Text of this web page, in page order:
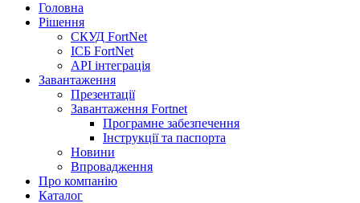
Головна
Рішення
СКУД FortNet
ІСБ FortNet
API інтеграція
Завантаження
Презентації
Завантаження Fortnet
Програмне забезпечення
Інструкції та паспорта
Новини
Впровадження
Про компанію
Каталог